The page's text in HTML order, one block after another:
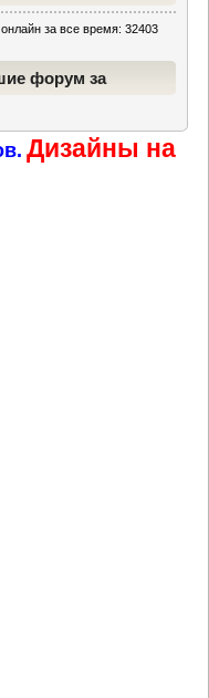
за все время: 32403
форум за
Дизайны на